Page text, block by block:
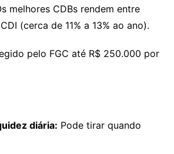
melhores CDBs rendem entre
(cerca de 11% a 13% ao ano).
pelo FGC até R$ 250.000 por
diária: Pode tirar quando